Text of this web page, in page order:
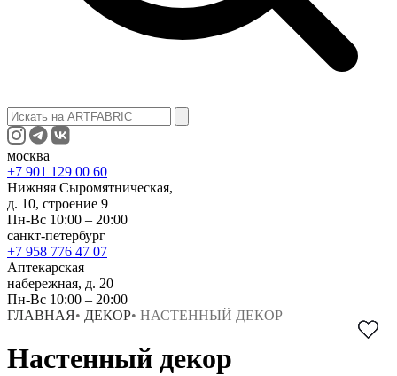
москва
+7 901 129 00 60
Нижняя Сыромятническая,
д. 10, строение 9
Пн-Вс 10:00 – 20:00
санкт-петербург
+7 958 776 47 07
Аптекарская
набережная, д. 20
Пн-Вс 10:00 – 20:00
ГЛАВНАЯ• ДЕКОР• НАСТЕННЫЙ ДЕКОР
Настенный декор